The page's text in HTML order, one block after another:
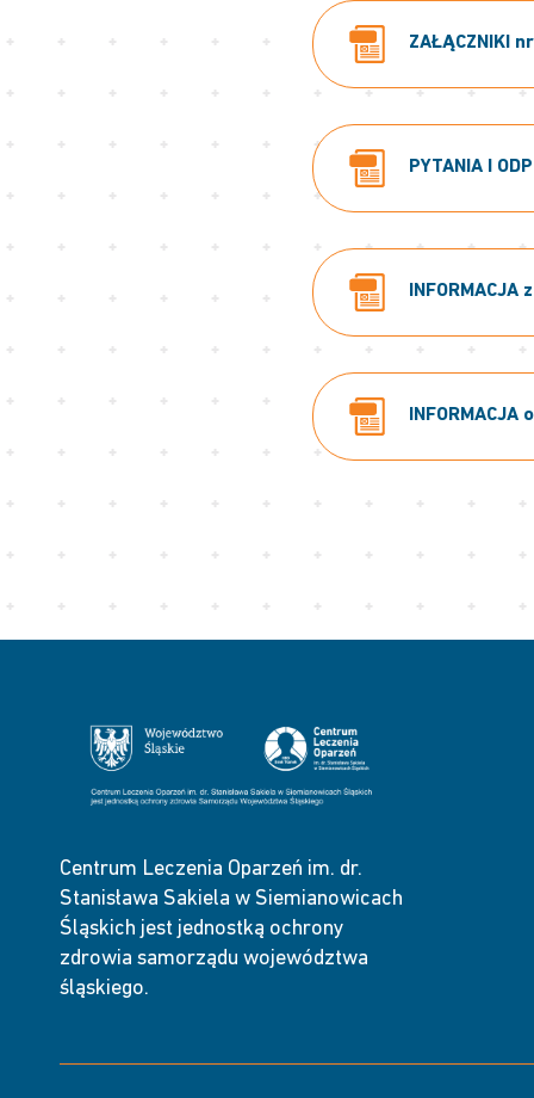
ZAŁĄCZNIKI
PYTANIA I
Centrum Leczenia Oparzeń im. dr.
Stanisława Sakiela w Siemianowicach
Śląskich jest jednostką ochrony
zdrowia samorządu województwa
śląskiego.